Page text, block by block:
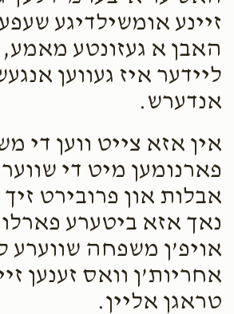
זיינע אומשילדיגע
האבן א געזונטע
ליידער איז געווען
אנדערש.
אין אזא צייט ווען די
פארנומען מיט די
אבלות און פרובירט
נאך אזא ביטערע
אויפ’ן משפחה שווערע
אחריות’ן וואס זענען
טראגן אליין.